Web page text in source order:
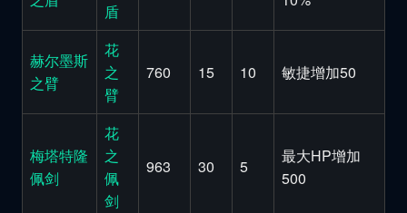
盾
赫尔墨斯
之臂
花
之
臂
760 15 10 敏捷增加50
梅塔特隆
佩剑
花
之
佩
剑
963 30 5
最大HP增加
500